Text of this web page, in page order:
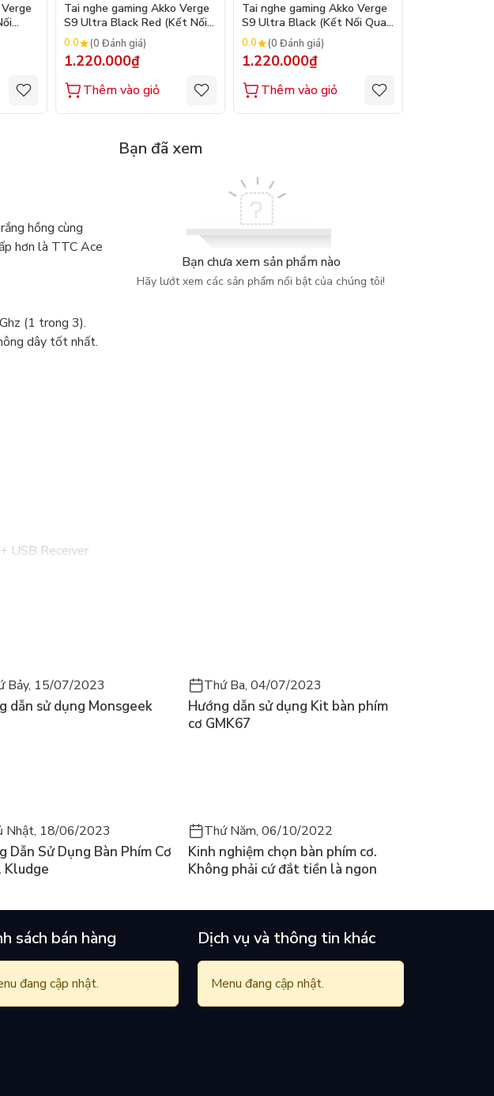
Tai nghe gaming Akko Verge
S9 Ultra Black Red (Kết Nối
Quad – Mode)
0.0 (0 Đánh giá)
1.220.000₫
Thêm vào giỏ
Tai nghe gaming Akko Verge
S9 Ultra Black (Kết Nối Quad
– Mode)
0.0 (0 Đánh giá)
1.220.000₫
Thêm vào giỏ
hồng cùng
hơn là TTC Ace
(1 trong 3).
dây tốt nhất.
USB Receiver
Option, Mojave
Bạn đã xem
Bạn chưa xem sản phẩm nào
Hãy lướt xem các sản phẩm nổi bật của chúng tôi!
Bảy, 15/07/2023
dẫn sử dụng Monsgeek
Thứ Ba, 04/07/2023
Hướng dẫn sử dụng Kit bàn phím
cơ GMK67
Nhật, 18/06/2023
Dẫn Sử Dụng Bàn Phím Cơ
Kludge
Thứ Năm, 06/10/2022
Kinh nghiệm chọn bàn phím cơ.
Không phải cứ đắt tiền là ngon
sách bán hàng
đang cập nhật.
Dịch vụ và thông tin khác
Menu đang cập nhật.